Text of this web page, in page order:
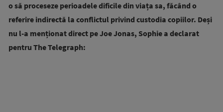
o să proceseze perioadele dificile din viața sa, făcând o
referire indirectă la conflictul privind custodia copiilor. Deși
nu l-a menționat direct pe Joe Jonas, Sophie a declarat
pentru The Telegraph: